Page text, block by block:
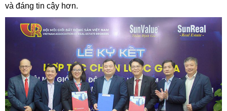
và đáng tin cậy hơn.